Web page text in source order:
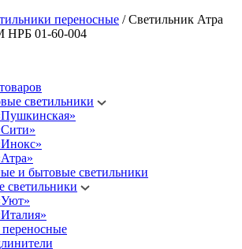
переносные /Светильник Атра
НРБ 01-60-004
светильники
и бытовые светильники
светильники